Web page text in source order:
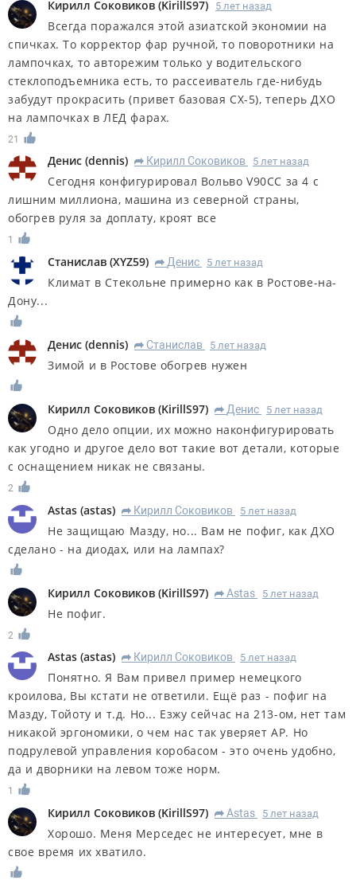
Кирилл Соковиков (KirillS97) 5 лет назад
Всегда поражался этой азиатской экономии на
спичках. То корректор фар ручной, то поворотники на
лампочках, то авторежим только у водительского
стеклоподъемника есть, то рассеиватель где-нибудь
забудут прокрасить (привет базовая СХ-5), теперь ДХО
на лампочках в ЛЕД фарах.
21
Денис (dennis) R Кирилл Соковиков 5 лет назад
Сегодня конфигурировал Вольво V90CC за 4 с
лишним миллиона, машина из северной страны,
обогрев руля за доплату, кроят все
1
Станислав (XYZ59) R Денис 5 лет назад
Климат в Стекольне примерно как в Ростове-на-
Дону...
Денис (dennis) R Станислав 5 лет назад
Зимой и в Ростове обогрев нужен
Кирилл Соковиков (KirillS97) R Денис 5 лет назад
Одно дело опции, их можно наконфигурировать
как угодно и другое дело вот такие вот детали, которые
с оснащением никак не связаны.
2
Astas (astas) R Кирилл Соковиков 5 лет назад
Не защищаю Мазду, но... Вам не пофиг, как ДХО
сделано - на диодах, или на лампах?
Кирилл Соковиков (KirillS97) R Astas 5 лет назад
Не пофиг.
2
Astas (astas) R Кирилл Соковиков 5 лет назад
Понятно. Я Вам привел пример немецкого
кроилова, Вы кстати не ответили. Ещё раз - пофиг на
Мазду, Тойоту и т.д. Но... Езжу сейчас на 213-ом, нет там
никакой эргономики, о чем нас так уверяет АР. Но
подрулевой управления коробасом - это очень удобно,
да и дворники на левом тоже норм.
1
Кирилл Соковиков (KirillS97) R Astas 5 лет назад
Хорошо. Меня Мерседес не интересует, мне в
свое время их хватило.